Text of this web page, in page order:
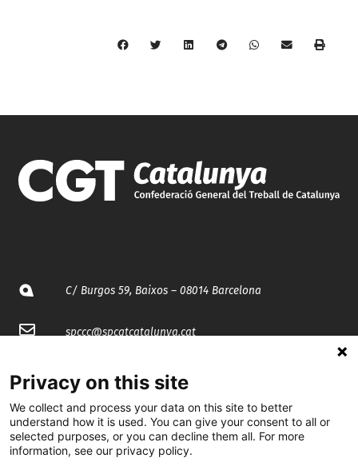
C/ Burgos 59, Baixos – 08014 Barcelona
spccc@spcgtcatalunya.cat
@CGTCatalunya
cgtcatalunya
Privacy on this site
We collect and process your data on this site to better
understand how it is used. You can give your consent to all or
selected purposes, or you can decline them all. For more
information, see our privacy policy.